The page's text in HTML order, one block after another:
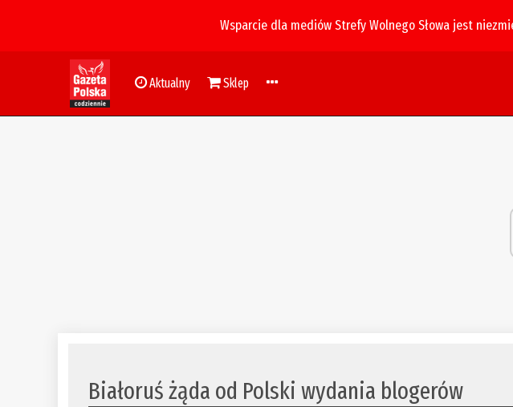
Wsparcie dla mediów Strefy Wolnego Słowa jest
Aktualny Sklep
Białoruś żąda od Polski wydania blogerów